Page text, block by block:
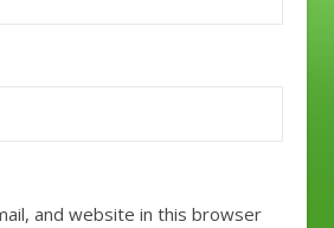
and website in this browser